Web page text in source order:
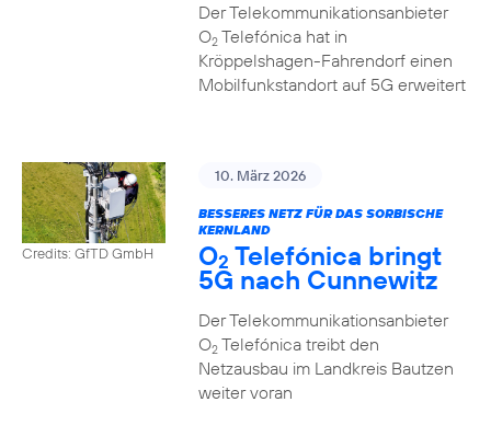
Der Telekommunikationsanbieter
O2Telefónica hat in
Kröppelshagen-Fahrendorf einen
Mobilfunkstandort auf 5G erweitert
Credits: GfTD GmbH
10. März 2026
BESSERES NETZ FÜR DAS SORBISCHE
KERNLAND
O2 Telefónica bringt
5G nach Cunnewitz
Der Telekommunikationsanbieter
O2Telefónica treibt den
Netzausbau im Landkreis Bautzen
weiter voran